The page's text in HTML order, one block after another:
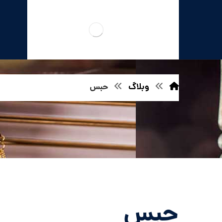
وبلاگ حبس